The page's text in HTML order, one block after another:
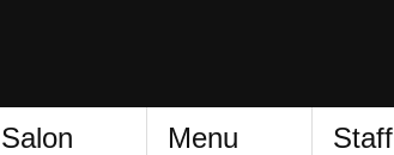
Salon Menu Staff